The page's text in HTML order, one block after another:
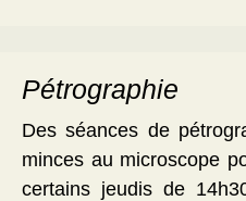
Pétrographie
Des séances de
minces au microscope
certains jeudis de